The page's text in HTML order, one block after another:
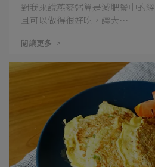
對我來說燕麥粥算是減肥餐中的
且可以做得很好吃，讓大⋯
閱讀更多 ->